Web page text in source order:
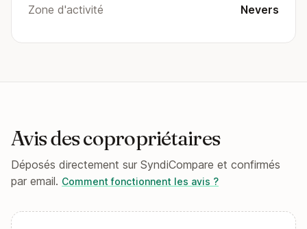
Zone d'activité Nevers
Avis des copropriétaires
Déposés directement sur SyndiCompare et confirmés
par email. Comment fonctionnent les avis ?